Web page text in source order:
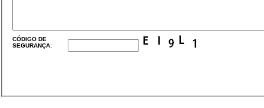
CÓDIGO DE
SEGURANÇA: